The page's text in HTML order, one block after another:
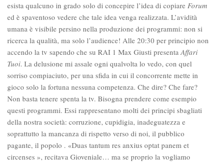
esista qualcuno in grado solo di concepire l’idea di copiare Forum
ed è spaventoso vedere che tale idea venga realizzata. L’avidità
umana è visibile persino nella produzione dei programmi: non si
ricerca la qualità, ma solo l’audience! Alle 20:30 per principio non
accendo la tv sapendo che su RAI 1 Max Giusti presentaAffari
Tuoi. La delusione mi assale ogni qualvolta lo vedo, con quel
sorriso compiaciuto, per una sfida in cui il concorrente mette in
gioco solo la fortuna nessuna competenza. Che dire? Che fare?
Non basta tenere spenta la tv. Bisogna prendere come esempio
questi programmi. Essi rappresentano molti dei principi sbagliati
della nostra società: corruzione, cupidigia, inadeguatezza e
soprattutto la mancanza di rispetto verso di noi, il pubblico
pagante, il popolo . «Duas tantum res anxius optat panem et
circenses », recitava Gioveniale… ma se proprio la vogliamo